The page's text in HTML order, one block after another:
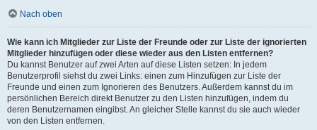
Nach oben
Wie kann ich Mitglieder zur Liste der Freunde oder zur Liste der ignorierten
Mitglieder hinzufügen oder diese wieder aus den Listen entfernen?
Du kannst Benutzer auf zwei Arten auf diese Listen setzen: In jedem
Benutzerprofil siehst du zwei Links: einen zum Hinzufügen zur Liste der
Freunde und einen zum Ignorieren des Benutzers. Außerdem kannst du im
persönlichen Bereich direkt Benutzer zu den Listen hinzufügen, indem du
deren Benutzernamen eingibst. An gleicher Stelle kannst du sie auch wieder
von den Listen entfernen.